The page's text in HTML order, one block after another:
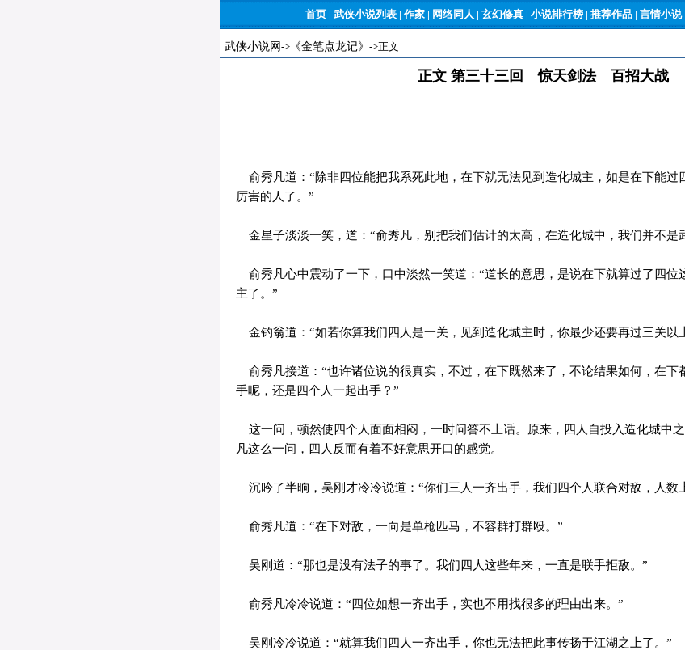
首页 | 武侠小说列表 | 作家 | 网络同人 | 玄幻修真 | 小说排行榜 | 推荐作品 | 言情小说|
武侠小说网 -> 《金笔点龙记》 ->正文
正文 第三十三回 惊天剑法 百招大战
俞秀凡道：“除非四位能把我系死此地，在下就无法见到造化城主，如是在下能过
厉害的人了。”
金星子淡淡一笑，道：“俞秀凡，别把我们估计的太高，在造化城中，我们并不是
俞秀凡心中震动了一下，口中淡然一笑道：“道长的意思，是说在下就算过了四位
主了。”
金钓翁道：“如若你算我们四人是一关，见到造化城主时，你最少还要再过三关以
俞秀凡接道：“也许诸位说的很真实，不过，在下既然来了，不论结果如何，在下
手呢，还是四个人一起出手？”
这一问，顿然使四个人面面相闷，一时问答不上话。原来，四人自投入造化城中
凡这么一问，四人反而有着不好意思开口的感觉。
沉吟了半晌，吴刚才冷冷说道：“你们三人一齐出手，我们四个人联合对敌，人数
俞秀凡道：“在下对敌，一向是单枪匹马，不容群打群殴。”
吴刚道：“那也是没有法子的事了。我们四人这些年来，一直是联手拒敌。”
俞秀凡冷冷说道：“四位如想一齐出手，实也不用找很多的理由出来。”
吴刚冷冷说道：“就算我们四人一齐出手，你也无法把此事传扬于江湖之上了。”